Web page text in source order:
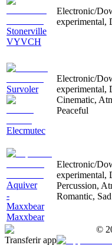
Stonerville
VYVCH
Electronic/
experimental,
Survoler
Elecmutec
Electronic/
experimental,
Cinematic,
Peaceful
Aquiver
-
Maxxbear
Maxxbear
Electronic/
experimental,
Percussion,
Romantic, Sad
©
Transferir app